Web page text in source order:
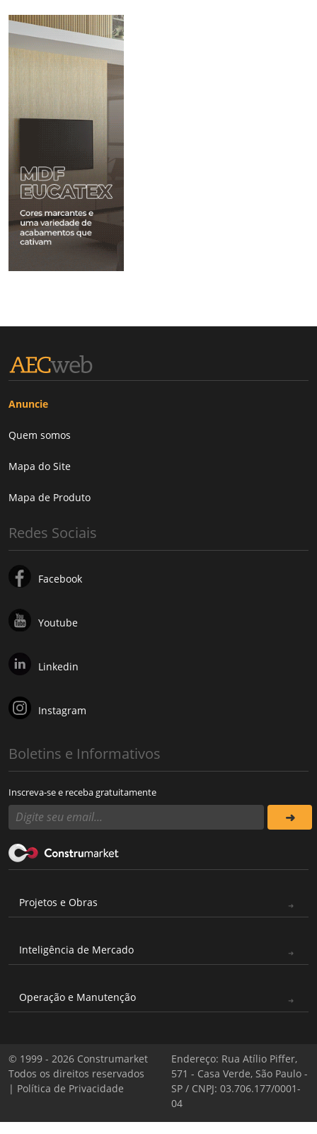
Anuncie
Quem somos
Mapa do Site
Mapa de Produto
Redes Sociais
Facebook
Youtube
Linkedin
Instagram
Boletins e Informativos
Inscreva-se e receba gratuitamente
Projetos e Obras
Inteligência de Mercado
Operação e Manutenção
© 1999 - 2026 Construmarket
Todos os direitos reservados
| Política de Privacidade
Endereço: Rua Atílio Piffer,
571 - Casa Verde, São Paulo -
SP / CNPJ: 03.706.177/0001-
04